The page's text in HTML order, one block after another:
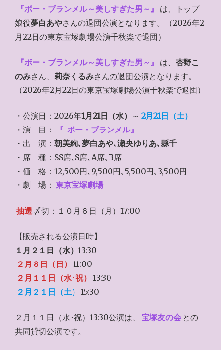
『ボー・ブランメル～美しすぎた男～』
は、トップ
娘役夢白あやさんの退団公演となります。（2026年2
月22日の東京宝塚劇場公演千秋楽で退団）
『ボー・ブランメル～美しすぎた男～』 は、杏野こ
のみさん、 莉奈くるみさんの退団公演となります。
（2026年2月22日の東京宝塚劇場公演千秋楽で退団）
・公演日：2026年1月21日（水） ～ 2月21日（土）
・演 目：
『 ボー・ブランメル』
・出 演： 朝美絢､夢白あや､瀬央ゆりあ､縣千
・席 種：SS席､S席､A席､B席
・価 格：12,500円､9,500円､5,500円､3,500円
・劇 場： 東京宝塚劇場
抽選 〆切：１０月６日（月）17:00
【販売される公演日時】
１月２１日（水） 13:30
２月８日（日）
11:00
２月１１日（水･祝）
13:30
２月２１日（土）
15:30
２月１１日（水･祝）13:30公演は、 宝塚友の会 との
共同貸切公演です。